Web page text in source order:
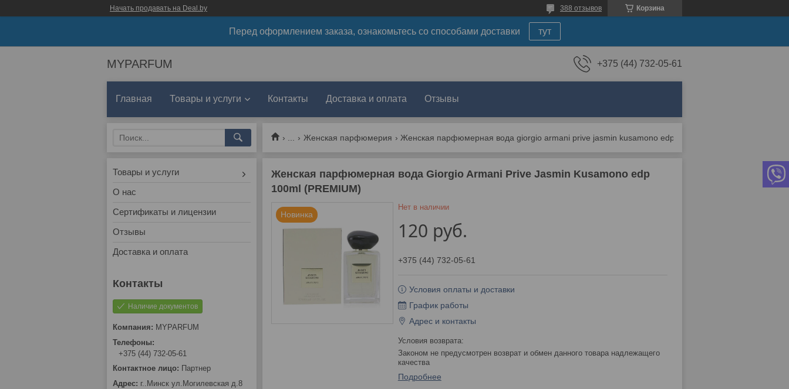
Начать продавать на Deal.by Корзина
388 отзывов
Перед оформлением заказа, ознакомьтесь со способами доставки тут
MYPARFUM +375 (44) 732-05-61
Главная Товары и услуги Контакты Доставка и оплата Отзывы
Женская парфюмерия
Женская парфюмерная вода Giorgio Armani Prive Jasmin Kusamono edp
100ml (PREMIUM)
Новинка
Нет в наличии
120 руб.
+375 (44) 732-05-61
Условия оплаты и доставки
График работы
Адрес и контакты
Законом не предусмотрен возврат и обмен данного товара надлежащего
качества
Подробнее
Товары и услуги
О нас
Сертификаты и лицензии
Отзывы
Доставка и оплата
Наличие документов
MYPARFUM
+375 (44) 732-05-61
Партнер
г..Минск ул.Могилевская д.8